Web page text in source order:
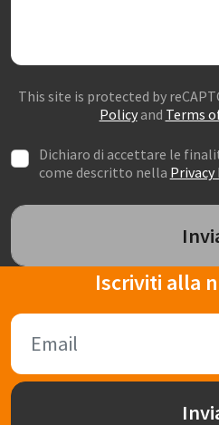
This site is protected by
Policyand Terms
Dichiaro di accettare le
come descritto nella Privacy
Iscriviti alla